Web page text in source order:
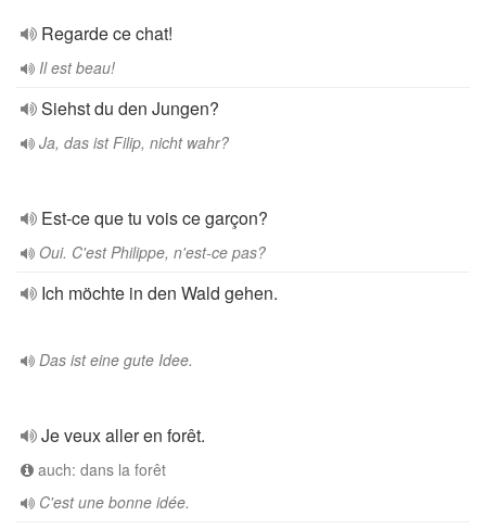
Regarde ce chat!
Il est beau!
Siehst du den Jungen?
Ja, das ist Filip, nicht wahr?
Est-ce que tu vois ce garçon?
Oui. C'est Philippe, n'est-ce pas?
Ich möchte in den Wald gehen.
Das ist eine gute Idee.
Je veux aller en forêt.
auch: dans la forêt
C'est une bonne idée.